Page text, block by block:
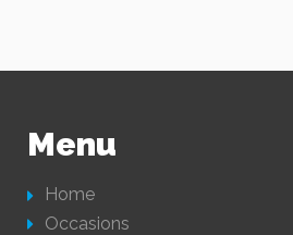
Menu
Home
Occasions